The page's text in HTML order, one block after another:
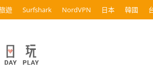
遊 Surfshark NordVPN 日本 韓國